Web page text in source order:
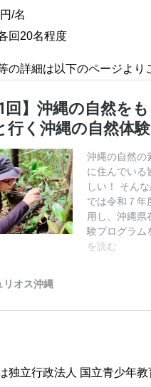
/名
回20名程度
の詳細は以下のページより
独立行政法人 国立青少年